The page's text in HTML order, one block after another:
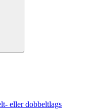
eller dobbeltlags